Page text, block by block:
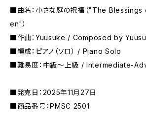
■曲名：小さな庭の祝福（"The
en"）
■作曲：Yuusuke / Composed by
■編成：ピアノ（ソロ） / Piano Solo
■難易度：中級〜上級 / Intermediate-
■発売日：2025年11月27日
■商品番号：PMSC 2501